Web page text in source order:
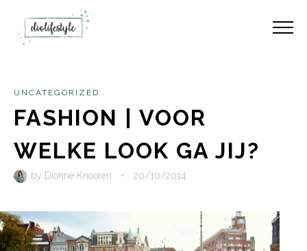
UNCATEGORIZED
FASHION | VOOR
WELKE LOOK GA JIJ?
by Dionne Knooren • 20/10/2014